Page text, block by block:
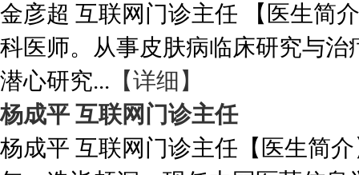
金彦超 互联网门诊主任 【医生简
科医师。从事皮肤病临床研究与
潜心研究... 【详细】
杨成平 互联网门诊主任
杨成平 互联网门诊主任【医生简